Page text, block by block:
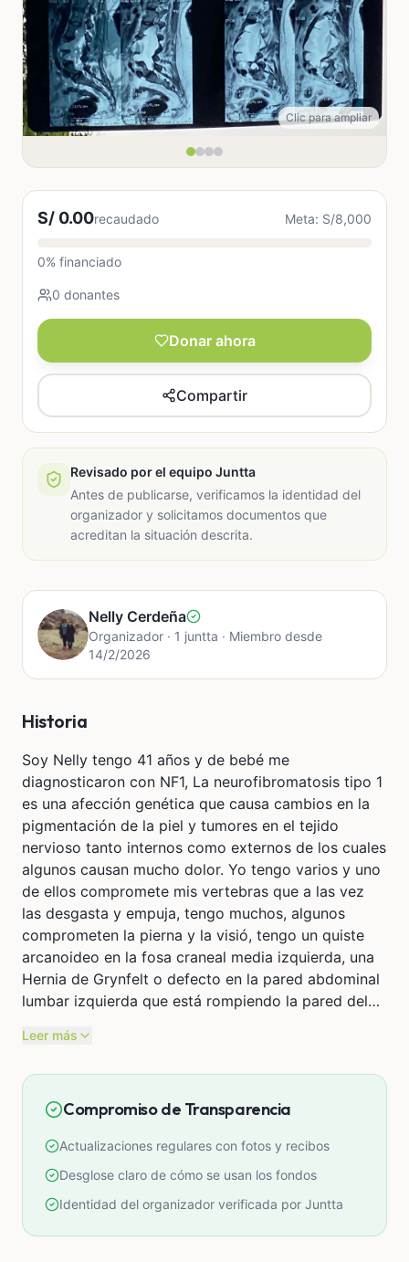
Clic para ampliar
S/ 0.00recaudado Meta: S/8,000
0% financiado
0 donantes
Donar ahora
Compartir
Revisado por el equipo Juntta
Antes de publicarse, verificamos la identidad del
organizador y solicitamos documentos que
acreditan la situación descrita.
Nelly Cerdeña
Organizador · 1 juntta · Miembro desde
14/2/2026
Historia
Soy Nelly tengo 41 años y de bebé me
diagnosticaron con NF1, La neurofibromatosis tipo 1
es una afección genética que causa cambios en la
pigmentación de la piel y tumores en el tejido
nervioso tanto internos como externos de los cuales
algunos causan mucho dolor. Yo tengo varios y uno
de ellos compromete mis vertebras que a las vez
las desgasta y empuja, tengo muchos, algunos
comprometen la pierna y la visió, tengo un quiste
arcanoideo en la fosa craneal media izquierda, una
Hernia de Grynfelt o defecto en la pared abdominal
lumbar izquierda que está rompiendo la pared del
Grynfelt, dicha hernia se descubrió al encontrarme
dental, al parecer el medicamento que tomo para
los dolores causados por los
ya me ha perjudicado 4 piezas dentales y estoy
tratando de no perder una 5.
Todos los casos de NF1 son distintos, con el paso
muchos dolores, mareos y dificultades físicas.
Leer más
Compromiso de Transparencia
Actualizaciones regulares con fotos y recibos
Desglose claro de cómo se usan los fondos
Identidad del organizador verificada por Juntta